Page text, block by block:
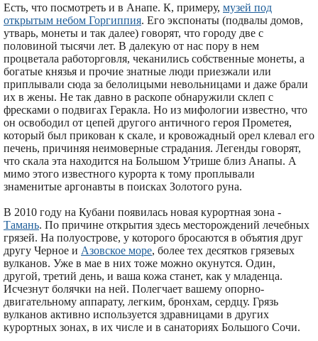
Есть, что посмотреть и в Анапе. К, примеру, музей под
открытым небом Горгиппия. Его экспонаты (подвалы домов,
утварь, монеты и так далее) говорят, что городу две с
половиной тысячи лет. В далекую от нас пору в нем
процветала работорговля, чеканились собственные монеты, а
богатые князья и прочие знатные люди приезжали или
приплывали сюда за белолицыми невольницами и даже брали
их в жены. Не так давно в раскопе обнаружили склеп с
фресками о подвигах Геракла. Но из мифологии известно, что
он освободил от цепей другого античного героя Прометея,
который был прикован к скале, и кровожадный орел клевал его
печень, причиняя неимоверные страдания. Легенды говорят,
что скала эта находится на Большом Утрише близ Анапы. А
мимо этого известного курорта к тому проплывали
знаменитые аргонавты в поисках Золотого руна.
В 2010 году на Кубани появилась новая курортная зона -
Тамань. По причине открытия здесь месторождений лечебных
грязей. На полуострове, у которого бросаются в объятия друг
другу Черное и Азовское море, более тех десятков грязевых
вулканов. Уже в мае в них тоже можно окунутся. Один,
другой, третий день, и ваша кожа станет, как у младенца.
Исчезнут болячки на ней. Полегчает вашему опорно-
двигательному аппарату, легким, бронхам, сердцу. Грязь
вулканов активно используется здравницами в других
курортных зонах, в их числе и в санаториях Большого Сочи.